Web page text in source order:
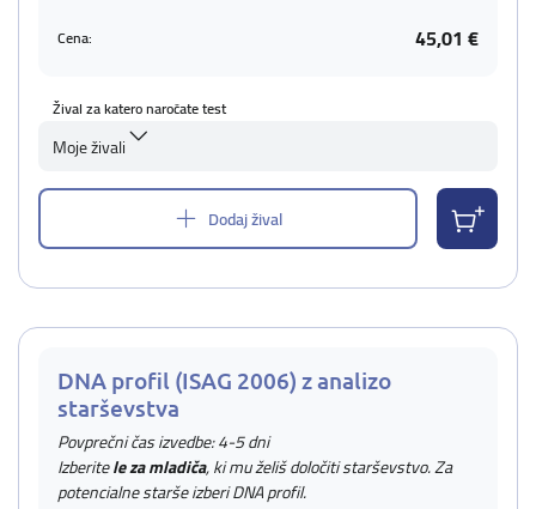
Cena: 45,01 €
Žival za katero naročate test
Moje živali
Dodaj žival
DNA profil (ISAG 2006) z analizo
starševstva
Povprečni čas izvedbe: 4-5 dni
Izberitele za mladiča, ki mu želiš določiti starševstvo. Za
potencialne starše izberi DNA profil.